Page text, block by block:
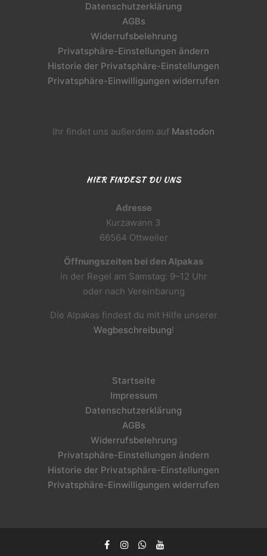
Datenschutzerklärung
AGBs
Widerrufsbelehrung
Privatsphäre-Einstellungen ändern
Historie der Privatsphäre-Einstellungen
Privatsphäre-Einwilligungen widerrufen
Ihr findet uns außerdem auf Mastodon
HIER FINDEST DU UNS
Adresse
Kurzawann 3
66564 Ottweiler
Öffnungszeiten bei den Alpakas
in der Regel am Samstag: 9–12 Uhr
oder nach Vereinbarung
Die Alpakas findest du mit Hilfe unserer
Wegbeschreibung!
Startseite
Impressum
Datenschutzerklärung
AGBs
Widerrufsbelehrung
Privatsphäre-Einstellungen ändern
Historie der Privatsphäre-Einstellungen
Privatsphäre-Einwilligungen widerrufen